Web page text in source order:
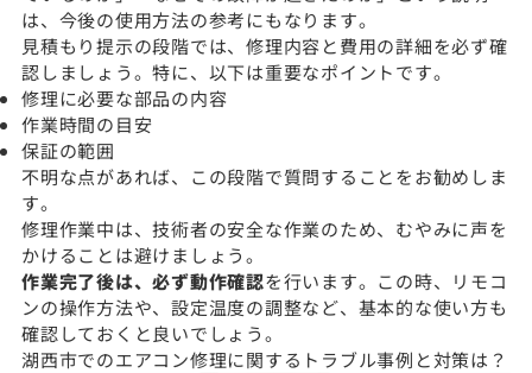
は、今後の使用方法の参考にもなります。
見積もり提示の段階では、修理内容と費用の詳細を必ず確
認しましょう。特に、以下は重要なポイントです。
修理に必要な部品の内容
作業時間の目安
保証の範囲
不明な点があれば、この段階で質問することをお勧めしま
す。
修理作業中は、技術者の安全な作業のため、むやみに声を
かけることは避けましょう。
作業完了後は、必ず動作確認を行います。この時、リモコ
ンの操作方法や、設定温度の調整など、基本的な使い方も
確認しておくと良いでしょう。
湖西市でのエアコン修理に関するトラブル事例と対策は？